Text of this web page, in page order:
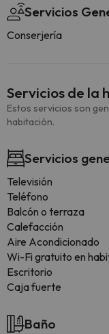
Servicios
Conserjería
Servicios de la
Estos servicios son
habitación.
Servicios
Televisión
Teléfono
Balcón o terraza
Calefacción
Aire Acondicionado
Wi-Fi gratuito en
Escritorio
Caja fuerte
Baño